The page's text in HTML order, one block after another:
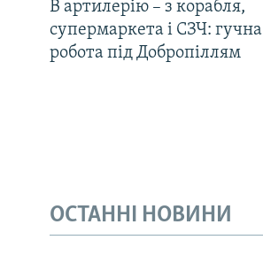
В артилерію – з корабля,
супермаркета і СЗЧ: гучна
робота під Добропіллям
ОСТАННІ НОВИНИ